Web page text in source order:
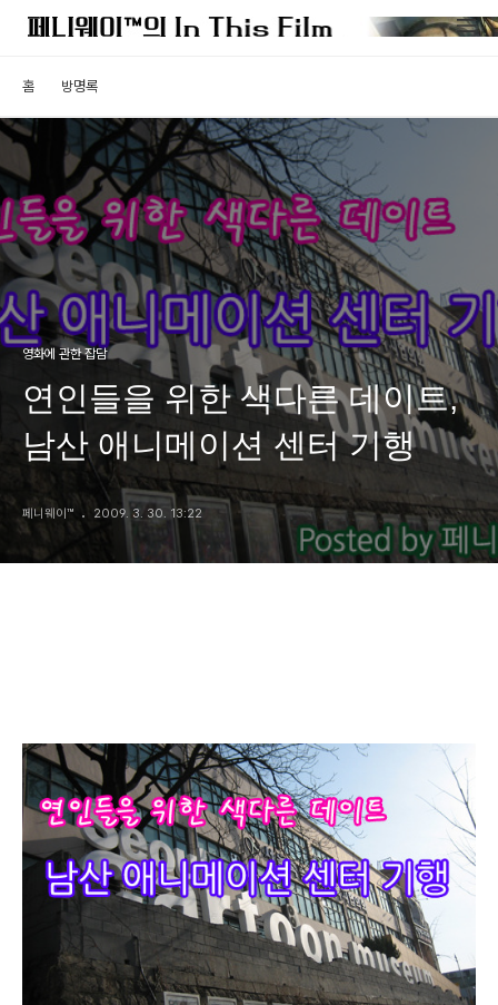
홈 방명록
영화에 관한 잡담
연인들을 위한 색다른 데이트,
남산 애니메이션 센터 기행
페니웨이™ 2009. 3. 30. 13:22